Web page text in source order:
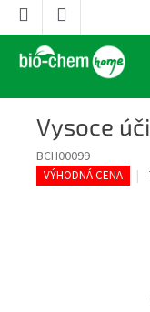
Přejít
Vysoce
BCH00099
VÝHODNÁ CENA